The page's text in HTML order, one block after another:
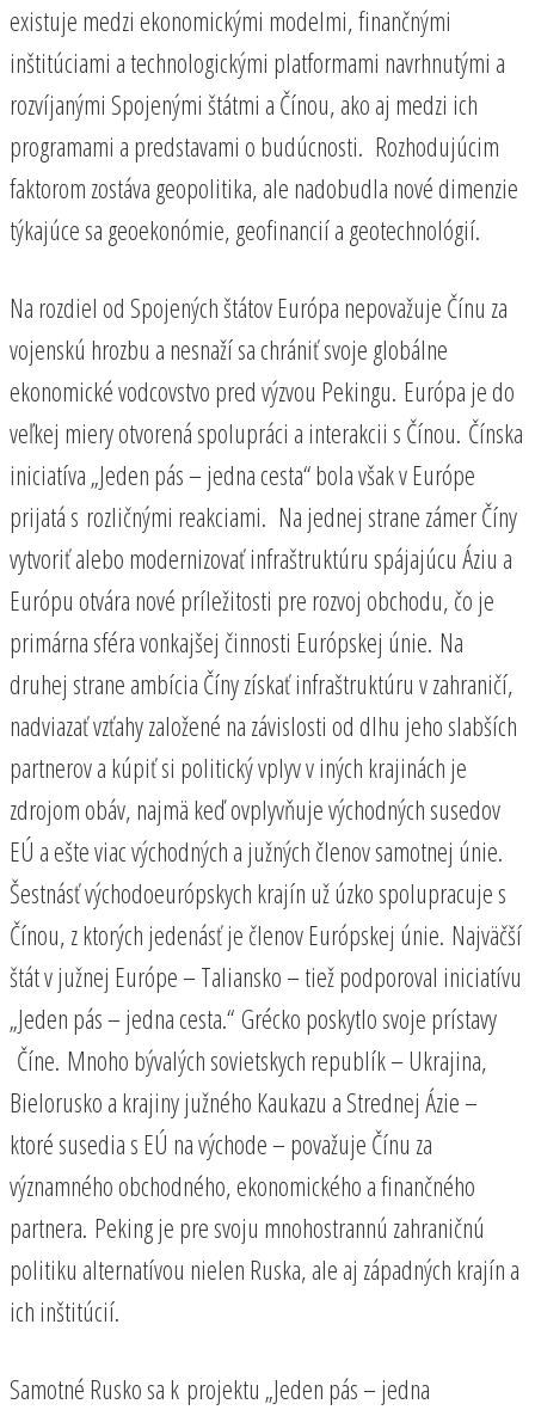
existuje medzi ekonomickými modelmi, finančnými
inštitúciami a technologickými platformami navrhnutými a
rozvíjanými Spojenými štátmi a Čínou, ako aj medzi ich
programami a predstavami o budúcnosti. Rozhodujúcim
faktorom zostáva geopolitika, ale nadobudla nové dimenzie
týkajúce sa geoekonómie, geofinancií a geotechnológií.
Na rozdiel od Spojených štátov Európa nepovažuje Čínu za
vojenskú hrozbu a nesnaží sa chrániť svoje globálne
ekonomické vodcovstvo pred výzvou Pekingu. Európa je do
veľkej miery otvorená spolupráci a interakcii s Čínou. Čínska
iniciatíva „Jeden pás – jedna cesta“ bola však v Európe
prijatá s rozličnými reakciami. Na jednej strane zámer Číny
vytvoriť alebo modernizovať infraštruktúru spájajúcu Áziu a
Európu otvára nové príležitosti pre rozvoj obchodu, čo je
primárna sféra vonkajšej činnosti Európskej únie. Na
druhej strane ambícia Číny získať infraštruktúru v zahraničí,
nadviazať vzťahy založené na závislosti od dlhu jeho slabších
partnerov a kúpiť si politický vplyv v iných krajinách je
zdrojom obáv, najmä keď ovplyvňuje východných susedov
EÚ a ešte viac východných a južných členov samotnej únie.
Šestnásť východoeurópskych krajín už úzko spolupracuje s
Čínou, z ktorých jedenásť je členov Európskej únie. Najväčší
štát v južnej Európe – Taliansko – tiež podporoval iniciatívu
„Jeden pás – jedna cesta.“ Grécko poskytlo svoje prístavy
Číne. Mnoho bývalých sovietskych republík – Ukrajina,
Bielorusko a krajiny južného Kaukazu a Strednej Ázie –
ktoré susedia s EÚ na východe – považuje Čínu za
významného obchodného, ​​ekonomického a finančného
partnera. Peking je pre svoju mnohostrannú zahraničnú
politiku alternatívou nielen Ruska, ale aj západných krajín a
ich inštitúcií.
Samotné Rusko sa k projektu „Jeden pás – jedna